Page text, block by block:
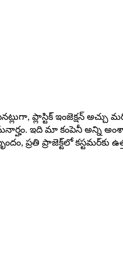
ప్లాస్టిక్ ఇంజెక్షన్
ఇది మా కంపెనీ అన్ని
ప్రతి ప్రాజెక్ట్‌లో కస్టమర్‌కు